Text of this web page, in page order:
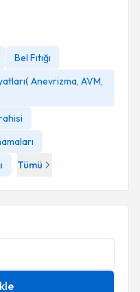
Bel Fıtığı
Anevrizma, AVM,
Tümü